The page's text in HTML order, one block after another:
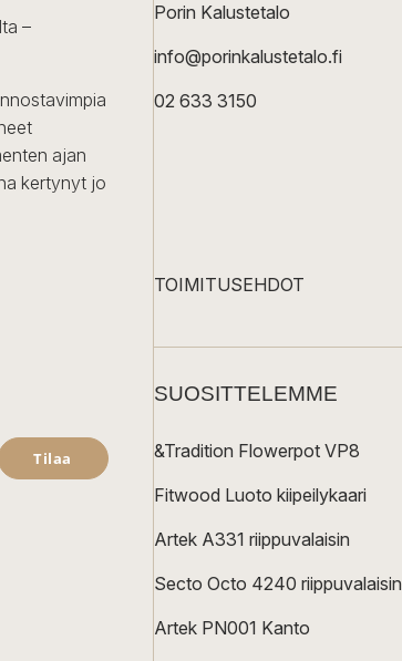
–
ajan
kertynyt jo
Tilaa
Porin Kalustetalo
info@porinkalustetalo.fi
02 633 3150
TOIMITUSEHDOT
SUOSITTELEMME
&Tradition Flowerpot VP8
Fitwood Luoto kiipeilykaari
Artek A331 riippuvalaisin
Secto Octo 4240 riippuvalaisin
Artek PN001 Kanto